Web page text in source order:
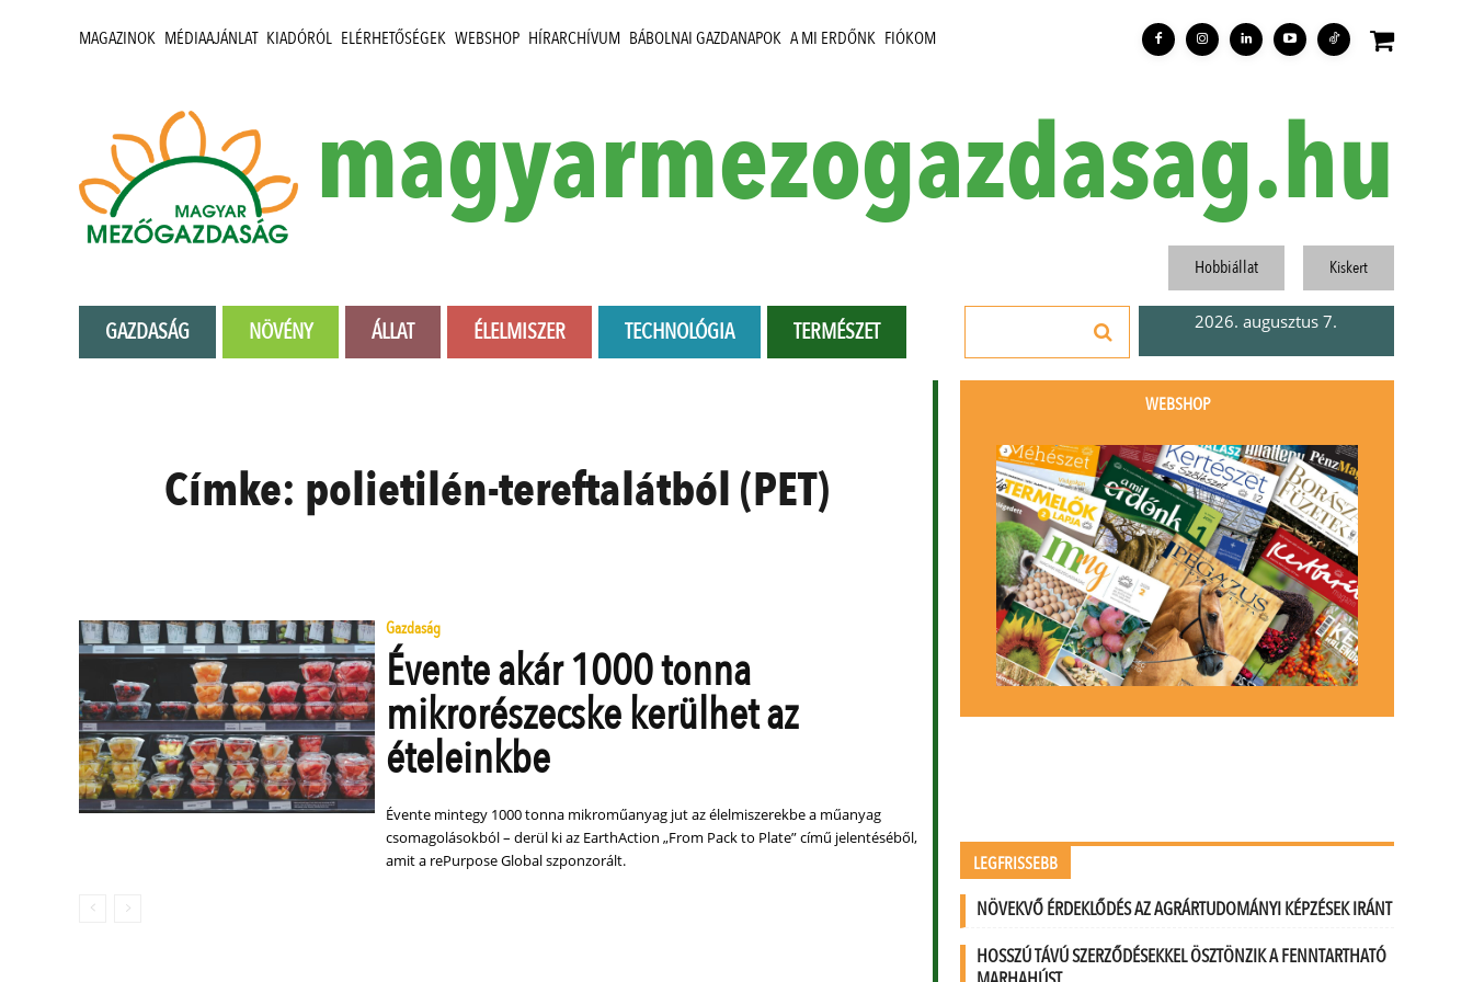
MAGAZINOK MÉDIAAJÁNLAT KIADÓRÓL ELÉRHETŐSÉGEK WEBSHOP HÍRARCHÍVUM BÁBOLNAI GAZDANAPOK A MI ERDŐNK FIÓKOM
magyarmezogazdasag.hu
GAZDASÁG NÖVÉNY ÁLLAT ÉLELMISZER TECHNOLÓGIA TERMÉSZET
Hobbiállat Kiskert
2026. augusztus 7.
Címke: polietilén-tereftalátból (PET)
Gazdaság
Évente akár 1000 tonna
mikrorészecske kerülhet az
ételeinkbe
Évente mintegy 1000 tonna mikroműanyag jut az élelmiszerekbe a műanyag
csomagolásokból – derül ki az EarthAction „From Pack to Plate” című jelentéséből,
amit a rePurpose Global szponzorált.
WEBSHOP
LEGFRISSEBB
NÖVEKVŐ ÉRDEKLŐDÉS AZ AGRÁRTUDOMÁNYI KÉPZÉSEK IRÁNT
HOSSZÚ TÁVÚ SZERZŐDÉSEKKEL ÖSZTÖNZIK A FENNTARTHATÓ